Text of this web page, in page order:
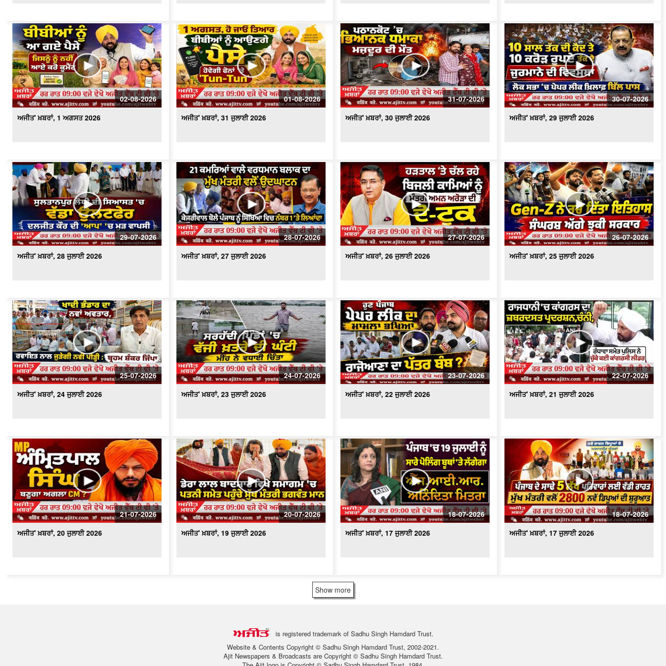
ਅਜੀਤ' ਖ਼ਬਰਾਂ, 24 ਜੁਲਾਈ 2026
ਅਜੀਤ' ਖ਼ਬਰਾਂ, 23 ਜੁਲਾਈ 2026
ਅਜੀਤ' ਖ਼ਬਰਾਂ, 22 ਜੁਲਾਈ 2026
ਅਜੀਤ' ਖ਼ਬਰਾਂ, 21 ਜੁਲਾਈ 2026
ਅਜੀਤ' ਖ਼ਬਰਾਂ, 19 ਜੁਲਾਈ 2026
ਅਜੀਤ' ਖ਼ਬਰਾਂ, 17 ਜੁਲਾਈ 2026
ਅਜੀਤ' ਖ਼ਬਰਾਂ, 17 ਜੁਲਾਈ 2026
02-08-2026
ਅਜੀਤ' ਖ਼ਬਰਾਂ, 1 ਅਗਸਤ 2026
01-08-2026
ਅਜੀਤ' ਖ਼ਬਰਾਂ, 31 ਜੁਲਾਈ 2026
31-07-2026
ਅਜੀਤ' ਖ਼ਬਰਾਂ, 30 ਜੁਲਾਈ 2026
30-07-2026
ਅਜੀਤ' ਖ਼ਬਰਾਂ, 29 ਜੁਲਾਈ 2026
29-07-2026
ਅਜੀਤ' ਖ਼ਬਰਾਂ, 28 ਜੁਲਾਈ 2026
28-07-2026
ਅਜੀਤ' ਖ਼ਬਰਾਂ, 27 ਜੁਲਾਈ 2026
27-07-2026
ਅਜੀਤ' ਖ਼ਬਰਾਂ, 26 ਜੁਲਾਈ 2026
26-07-2026
ਅਜੀਤ' ਖ਼ਬਰਾਂ, 25 ਜੁਲਾਈ 2026
25-07-2026
ਅਜੀਤ' ਖ਼ਬਰਾਂ, 24 ਜੁਲਾਈ 2026
24-07-2026
ਅਜੀਤ' ਖ਼ਬਰਾਂ, 23 ਜੁਲਾਈ 2026
23-07-2026
ਅਜੀਤ' ਖ਼ਬਰਾਂ, 22 ਜੁਲਾਈ 2026
22-07-2026
ਅਜੀਤ' ਖ਼ਬਰਾਂ, 21 ਜੁਲਾਈ 2026
21-07-2026
ਅਜੀਤ' ਖ਼ਬਰਾਂ, 20 ਜੁਲਾਈ 2026
20-07-2026
ਅਜੀਤ' ਖ਼ਬਰਾਂ, 19 ਜੁਲਾਈ 2026
18-07-2026
ਅਜੀਤ' ਖ਼ਬਰਾਂ, 17 ਜੁਲਾਈ 2026
18-07-2026
ਅਜੀਤ' ਖ਼ਬਰਾਂ, 17 ਜੁਲਾਈ 2026
Show more
is registered trademark of Sadhu Singh Hamdard Trust.
Website & Contents Copyright © Sadhu Singh Hamdard Trust, 2002-2021.
Ajit Newspapers & Broadcasts are Copyright © Sadhu Singh Hamdard Trust.